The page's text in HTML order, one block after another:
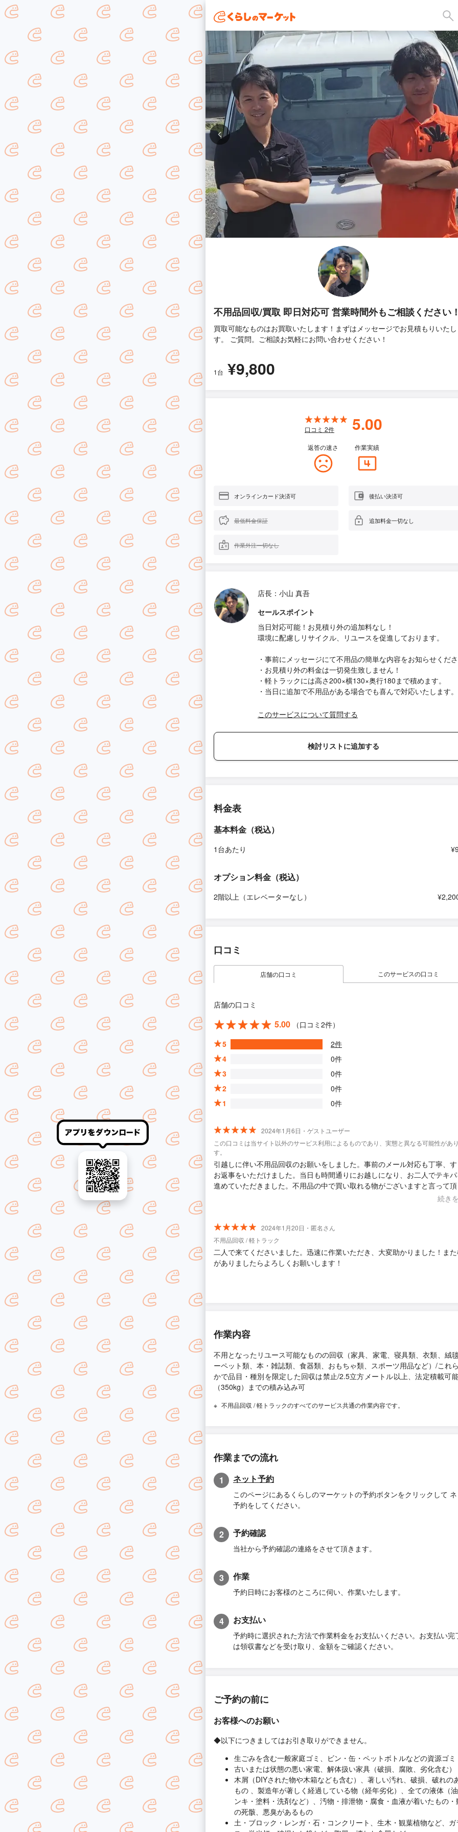
不用品回収/買取 即日対応可 営業時間外もご相談ください
買取可能なものはお買取いたします！まずはメッセージでお見積もりいた
す。 ご質問。ご相談お気軽にお問い合わせください！
1台 ¥9,800
口コミ 2件 5.00
返答の速さ 作業実績
オンラインカード決済可 後払い決済可
最低料金保証 追加料金一切なし
作業外注一切なし
店長：小山 真吾
セールスポイント
当日対応可能！お見積り外の追加料なし！
環境に配慮しリサイクル、リユースを促進しております。
・事前にメッセージにて不用品の簡単な内容をお知らせくだ
・お見積り外の料金は一切発生致しません！
・軽トラックには高さ200×横130×奥行180まで積めます。
・当日に追加で不用品がある場合でも喜んで対応いたします。
このサービスについて質問する
検討リストに追加する
料金表
基本料金（税込）
1台あたり
オプション料金（税込）
2階以上（エレベーターなし）
口コミ
店舗の口コミ このサービスの口コミ
店舗の口コミ
5.00
（口コミ2件）
5
2件
4
0件
3
0件
2
0件
1
0件
2024年1月6日・ゲストユーザー
この口コミは当サイト以外のサービス利用によるものであり、実態と異なる可能性があ
す。
引越しに伴い不用品回収のお願いをしました。事前のメール対応も丁寧、
お返事をいただけました。当日も時間通りにお越しになり、お二人でテキ
進めていただきました。不用品の中で買い取れる物がございますと言って
回収片付けの料金から相殺して頂きました。 スムーズな対応でした。また
続き
2024年1月20日・匿名さん
不用品回収 / 軽トラック
二人で来てくださいました。迅速に作業いただき、大変助かりました！ま
がありましたらよろしくお願いします！
作業内容
不用となったリユース可能なものの回収（家具、家電、寝具類、衣類、絨
ーペット類、本・雑誌類、食器類、おもちゃ類、スポーツ用品など）/これ
かで品目・種別を限定した回収は禁止/2.5立方メートル以上、法定積載可
（350kg）までの積み込み可
不用品回収 / 軽トラックのすべてのサービス共通の作業内容です。
作業までの流れ
1 ネット予約
このページにあるくらしのマーケットの予約ボタンをクリックして
予約をしてください。
2 予約確認
当社から予約確認の連絡をさせて頂きます。
3 作業
予約日時にお客様のところに伺い、作業いたします。
4 お支払い
予約時に選択された方法で作業料金をお支払いください。お支払い完
は領収書などを受け取り、金額をご確認ください。
ご予約の前に
お客様へのお願い
◆以下につきましてはお引き取りができません。
生ごみを含む一般家庭ゴミ、ビン・缶・ペットボトルなどの資源ゴミ
古いまたは状態の悪い家電、解体扱い家具（破損、腐敗、劣化含む）
木屑（DIYされた物や木箱なども含む）、著しい汚れ、破損、破れの
もの 、製造年が著しく経過している物（経年劣化）、全ての液体（
ンキ・塗料・洗剤など）、汚物・排泄物・腐食・血液が着いたもの・
の死骸、悪臭があるもの
土・ブロック・レンガ・石・コンクリート、生木・観葉植物など、ガ